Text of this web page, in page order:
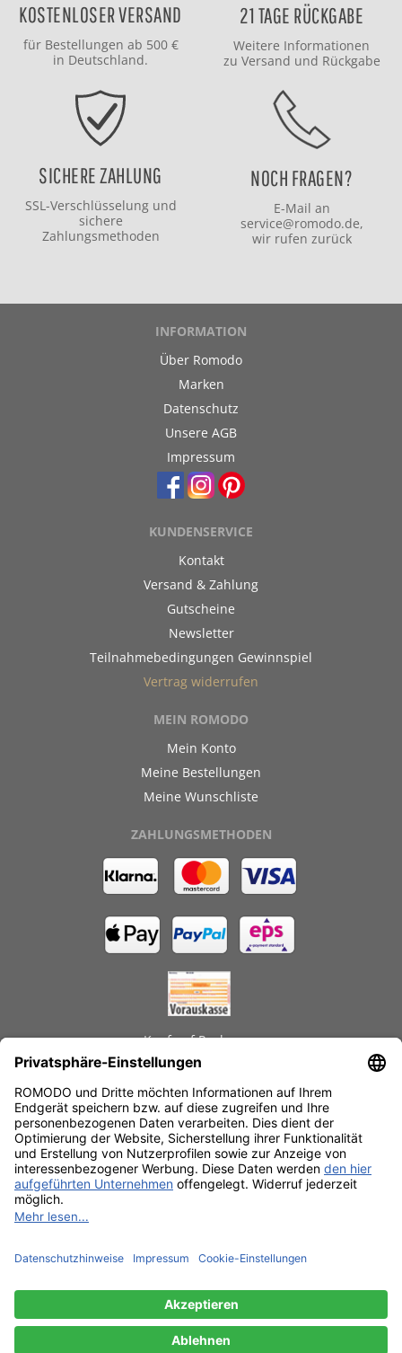
KOSTENLOSER VERSAND
für Bestellungen ab 500 €
in Deutschland.
21 TAGE RÜCKGABE
Weitere Informationen
zu Versand und Rückgabe
SICHERE ZAHLUNG
SSL-Verschlüsselung und
sichere
Zahlungsmethoden
NOCH FRAGEN?
E-Mail an
service@romodo.de,
wir rufen zurück
INFORMATION
Über Romodo
Marken
Datenschutz
Unsere AGB
Impressum
KUNDENSERVICE
Kontakt
Versand & Zahlung
Gutscheine
Newsletter
Teilnahmebedingungen Gewinnspiel
Vertrag widerrufen
MEIN ROMODO
Mein Konto
Meine Bestellungen
Meine Wunschliste
ZAHLUNGSMETHODEN
Kauf auf Rechnung
Schnelle Lieferzeiten
Käuferschutz
Datenschutz
SSL-Verschlüsselung